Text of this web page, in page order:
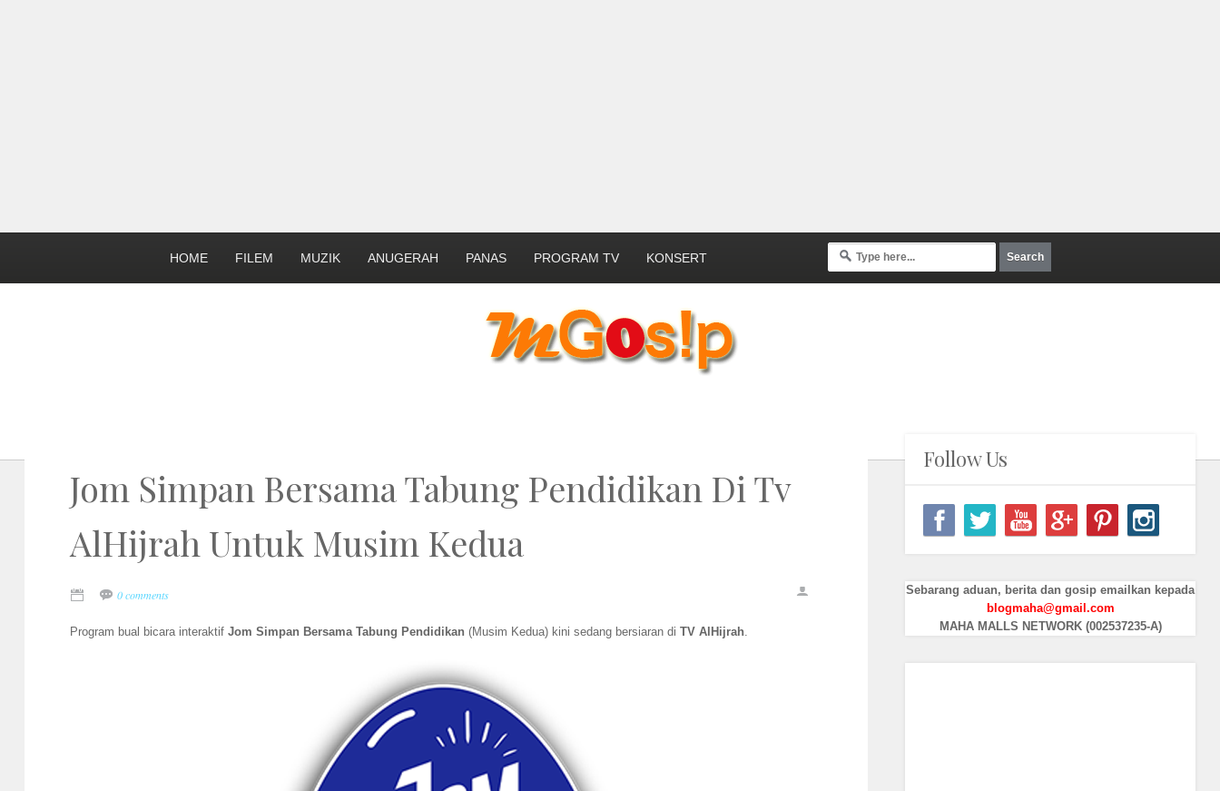
HOME FILEM MUZIK ANUGERAH PANAS PROGRAM TV KONSERT
Jom Simpan Bersama Tabung Pendidikan Di Tv
AlHijrah Untuk Musim Kedua
0 comments
Program bual bicara interaktif Jom Simpan Bersama Tabung Pendidikan (Musim Kedua) kini sedang bersiaran di TV AlHijrah.
Follow Us
Sebarang aduan, berita dan gosip emailkan kepada
blogmaha@gmail.com
MAHA MALLS NETWORK (002537235-A)